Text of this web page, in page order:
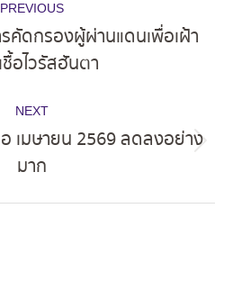
PREVIOUS
Previous
post:
คัดกรองผู้ผ่านแดนเพื่อเฝ้า
ชื้อไวรัสฮันตา
NEXT
post:
เมษายน 2569 ลดลงอย่าง
มาก